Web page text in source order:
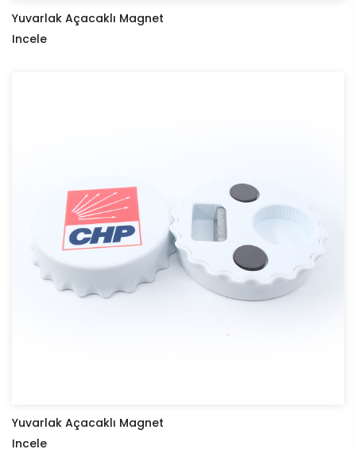
Yuvarlak Açacaklı Magnet
Incele
Yuvarlak Açacaklı Magnet
Incele